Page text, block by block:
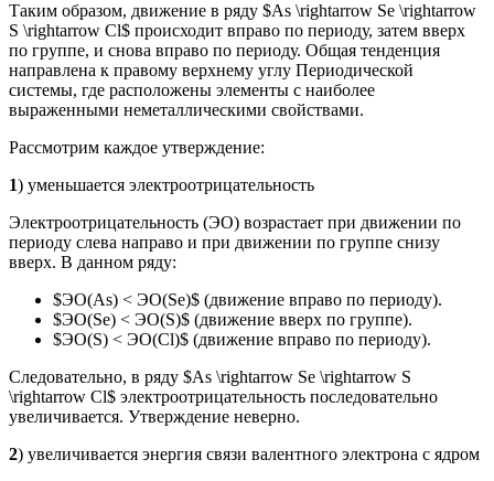
Таким образом, движение в ряду $As \rightarrow Se \rightarrow
S \rightarrow Cl$ происходит вправо по периоду, затем вверх
по группе, и снова вправо по периоду. Общая тенденция
направлена к правому верхнему углу Периодической
системы, где расположены элементы с наиболее
выраженными неметаллическими свойствами.
Рассмотрим каждое утверждение:
1) уменьшается электроотрицательность
Электроотрицательность (ЭО) возрастает при движении по
периоду слева направо и при движении по группе снизу
вверх. В данном ряду:
$ЭО(As) < ЭО(Se)$ (движение вправо по периоду).
$ЭО(Se) < ЭО(S)$ (движение вверх по группе).
$ЭО(S) < ЭО(Cl)$ (движение вправо по периоду).
Следовательно, в ряду $As \rightarrow Se \rightarrow S
\rightarrow Cl$ электроотрицательность последовательно
увеличивается. Утверждение неверно.
2) увеличивается энергия связи валентного электрона с ядром